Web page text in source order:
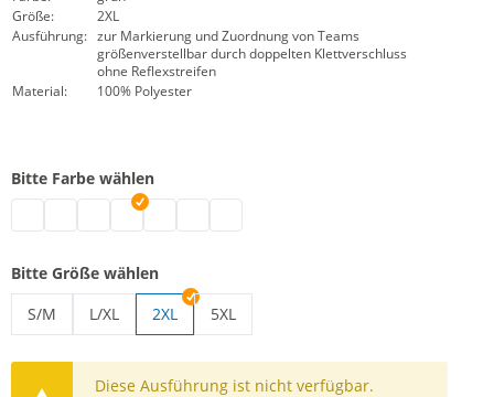
Größe:
2XL
Ausführung: zur Markierung und Zuordnung von Teams
größenverstellbar durch doppelten Klettverschluss
ohne Reflexstreifen
Material:
100% Polyester
Bitte Farbe wählen
Kennzeichnungsweste | schwarz
Kennzeichnungsweste | weiß
Kennzeichnungsweste | blau
Kennzeichnungsweste | grün
Kennzeichnungsweste | pink
Bitte Größe wählen
S/M
L/XL
2XL
5XL
Diese Ausführung ist nicht verfügbar.